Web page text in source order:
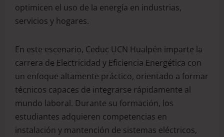
optimicen el uso de la energía en industrias,
servicios y hogares.
En este escenario, Ceduc UCN Hualpén imparte la
carrera de Electricidad y Eficiencia Energética con
un enfoque altamente práctico, orientado a formar
técnicos capaces de integrarse rápidamente al
mundo laboral. Durante su formación, los
estudiantes adquieren competencias en
instalación y mantención de sistemas eléctricos,